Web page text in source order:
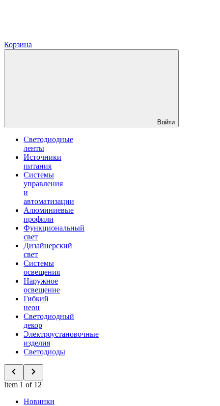
Корзина
Войти
Светодиодные
ленты
Источники
питания
Системы
управления
и
автоматизации
Алюминиевые
профили
Функциональный
свет
Дизайнерский
свет
Системы
освещения
Наружное
освещение
Гибкий
неон
Светодиодный
декор
Электроустановочные
изделия
Светодиоды
Item 1 of 12
Новинки